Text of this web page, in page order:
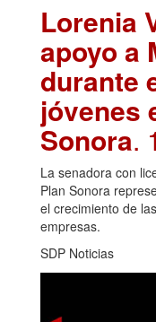
Lorenia
apoyo a
durante
jóvenes
Sonora.
La senadora con
Plan Sonora
el crecimiento de
empresas.
SDP Noticias